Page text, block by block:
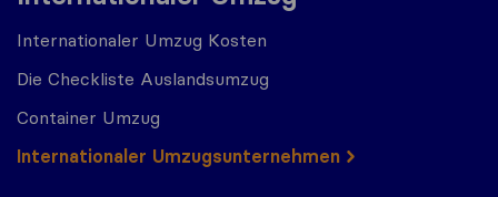
Internationaler Umzug Kosten
Die Checkliste Auslandsumzug
Container Umzug
Internationaler Umzugsunternehmen